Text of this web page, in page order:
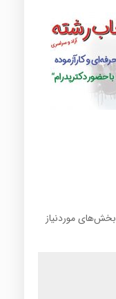
بخش‌های موردنیاز